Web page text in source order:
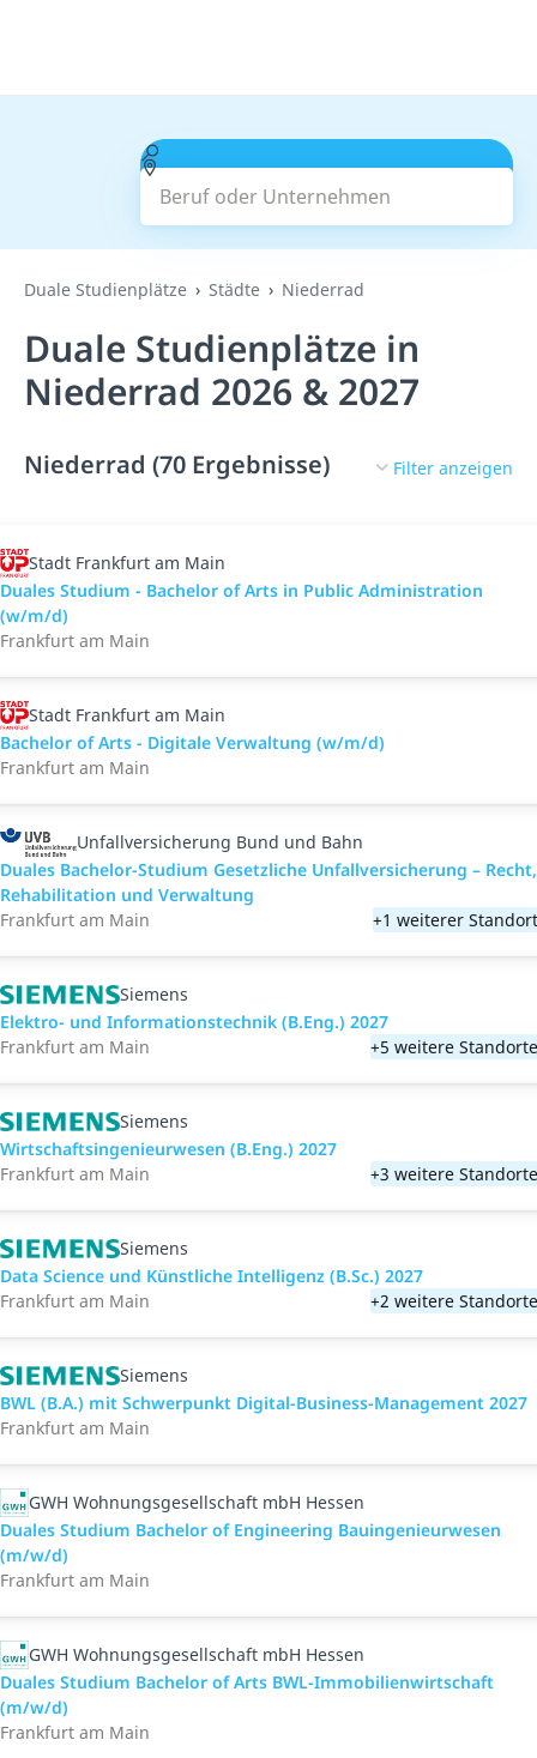
Beruf oder Unternehmen
Suchen
Duale Studienplätze Städte Niederrad
Duale Studienplätze in
Niederrad 2026 & 2027
Niederrad (70 Ergebnisse) Filter anzeigen
Stadt Frankfurt am Main
Duales Studium - Bachelor of Arts in Public Administration
(w/m/d)
Frankfurt am Main
Stadt Frankfurt am Main
Bachelor of Arts - Digitale Verwaltung (w/m/d)
Frankfurt am Main
Unfallversicherung Bund und Bahn
Duales Bachelor-Studium Gesetzliche Unfallversicherung – Recht,
Rehabilitation und Verwaltung
Frankfurt am Main
+1 weiterer Standort
Siemens
Elektro- und Informationstechnik (B.Eng.) 2027
Frankfurt am Main
+5 weitere Standorte
Siemens
Wirtschaftsingenieurwesen (B.Eng.) 2027
Frankfurt am Main
+3 weitere Standorte
Siemens
Data Science und Künstliche Intelligenz (B.Sc.) 2027
Frankfurt am Main
+2 weitere Standorte
Siemens
BWL (B.A.) mit Schwerpunkt Digital-Business-Management 2027
Frankfurt am Main
GWH Wohnungsgesellschaft mbH Hessen
Duales Studium Bachelor of Engineering Bauingenieurwesen
(m/w/d)
Frankfurt am Main
GWH Wohnungsgesellschaft mbH Hessen
Duales Studium Bachelor of Arts BWL-Immobilienwirtschaft
(m/w/d)
Frankfurt am Main